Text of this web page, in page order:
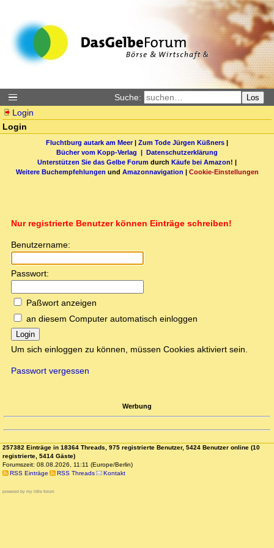
Suche: Los
Login
Login
Fluchtburg autark am Meer| Zum Tode Jürgen Küßners |
Bücher vom Kopp-Verlag | Datenschutzerklärung
Unterstützen Sie das Gelbe Forum durch Käufe bei Amazon! |
Weitere Buchempfehlungen und Amazonnavigation | Cookie-Einstellungen
Nur registrierte Benutzer können Einträge schreiben!
Benutzername:
Passwort:
Paßwort anzeigen
an diesem Computer automatisch einloggen
Login
Um sich einloggen zu können, müssen Cookies aktiviert sein.
Passwort vergessen
Werbung
257382 Einträge in 18364 Threads, 975 registrierte Benutzer, 5424 Benutzer online (10
registrierte, 5414 Gäste)
Forumszeit: 08.08.2026, 11:11 (Europe/Berlin)
RSS Einträge
RSS Threads Kontakt
powered by my little forum